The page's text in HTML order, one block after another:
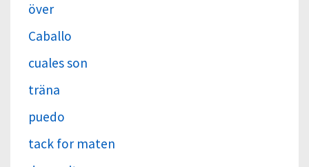
över
Caballo
cuales son
träna
puedo
tack for maten